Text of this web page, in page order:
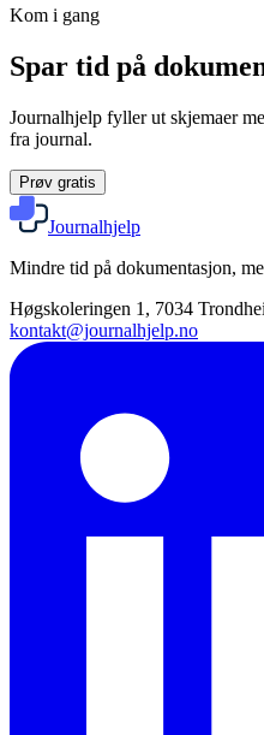
Kom i gang
Spar tid på
Journalhjelp fyller ut skjemaer
fra journal.
Prøv gratis
Journalhjelp
Mindre tid på dokumentasjon,
Høgskoleringen 1, 7034
kontakt@journalhjelp.no